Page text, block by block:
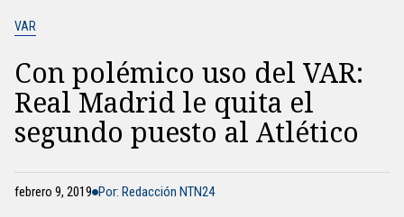
VAR
Con polémico uso del VAR:
Real Madrid le quita el
segundo puesto al Atlético
febrero 9, 2019 Por: Redacción NTN24